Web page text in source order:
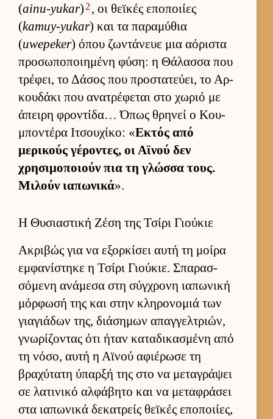
(ainu-yukar) 2 , οι θεϊκές εποποι­ίες
(kamuy-yukar) και τα παραμύθια
(uwepeker) όπου ζωντάνευε μια αόριστα
προσωποποι­ημένη φύση: η Θάλασσα που
τρέφει, το Δάσος που προστατεύ­ει, το Αρ­
κου­δάκι που ανατρέφεται στο χωριό με
άπειρη φροντίδα… Όπως θρηνεί ο Κου­
μποντέρα Ιτσου­χίκο: «Εκτός από
μερικούς γέροντες, οι Αϊνού δεν
χρησιμοποιούν πια τη γλώσσα τους.
Μιλούν ια­πωνικά».
Η Θυσιαστική Ζέση της Τσίρι Γιούκιε
Ακριβώς για να εξορ­κίσει αυτή τη μοίρα
εμ­φανίστηκε η Τσίρι Γιού­κιε. Σπαρασ­
σόμενη ανάμεσα στη σύγ­χρονη ια­πωνική
μόρ­φωσή της και στην κληρονομιά των
για­γιάδων της, διάσημων απαγ­γελ­τριών,
γνωρίζοντας ότι ήταν καταδικασμένη από
τη νόσο, αυτή η Αϊνού αφιέρωσε τη
βραχύτατη ύπαρξή της στο να μεταγράψει
σε λατινικό αλ­φάβητο και να μεταφράσει
στα ια­πωνικά δεκατρείς θεϊκές εποποι­ίες,